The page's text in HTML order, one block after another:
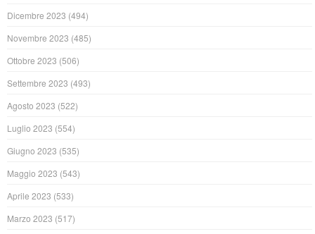
Dicembre 2023 (494)
Novembre 2023 (485)
Ottobre 2023 (506)
Settembre 2023 (493)
Agosto 2023 (522)
Luglio 2023 (554)
Giugno 2023 (535)
Maggio 2023 (543)
Aprile 2023 (533)
Marzo 2023 (517)